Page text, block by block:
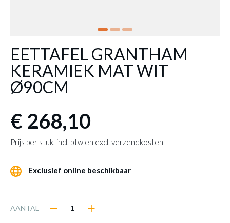
EETTAFEL GRANTHAM
KERAMIEK MAT WIT
Ø90CM
€ 268,10
Prijs per stuk, incl. btw en excl. verzendkosten
Exclusief online beschikbaar
AANTAL